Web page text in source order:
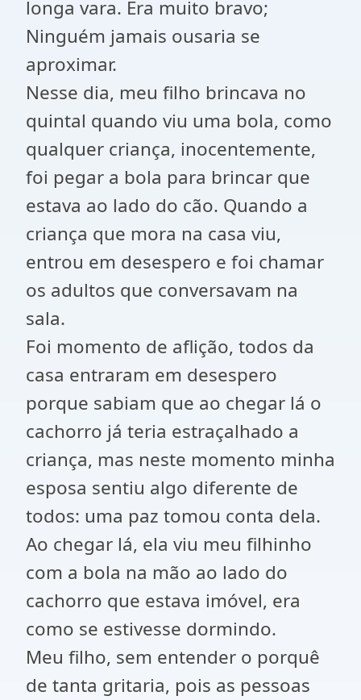
longa vara. Era muito bravo;
Ninguém jamais ousaria se
aproximar.
Nesse dia, meu filho brincava no
quintal quando viu uma bola, como
qualquer criança, inocentemente,
foi pegar a bola para brincar que
estava ao lado do cão. Quando a
criança que mora na casa viu,
entrou em desespero e foi chamar
os adultos que conversavam na
sala.
Foi momento de aflição, todos da
casa entraram em desespero
porque sabiam que ao chegar lá o
cachorro já teria estraçalhado a
criança, mas neste momento minha
esposa sentiu algo diferente de
todos: uma paz tomou conta dela.
Ao chegar lá, ela viu meu filhinho
com a bola na mão ao lado do
cachorro que estava imóvel, era
como se estivesse dormindo.
Meu filho, sem entender o porquê
de tanta gritaria, pois as pessoas